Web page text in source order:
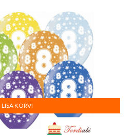
LISA KORVI